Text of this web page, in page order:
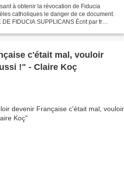
à obtenir la révocation de Fiducia
catholiques le danger de ce document.
DE FIDUCIA SUPPLICANS Écrit par fr
c'était mal, vouloir
!" - Claire Koç